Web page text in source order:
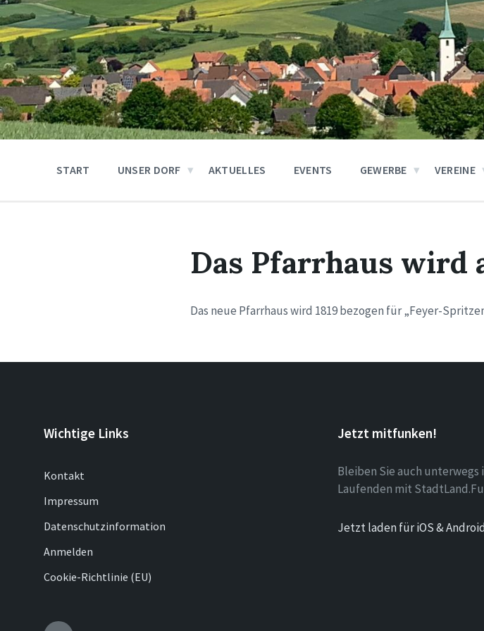
START UNSER DORF AKTUELLES EVENTS GEWERBE VEREINE
Das Pfarrhaus wird
Das neue Pfarrhaus wird 1819 bezogen für „Feyer-
Wichtige Links
Kontakt
Impressum
Datenschutzinformation
Anmelden
Cookie-Richtlinie (EU)
Jetzt mitfunken!
Bleiben Sie auch unterwegs
Laufenden mit
Jetzt laden für iOS &